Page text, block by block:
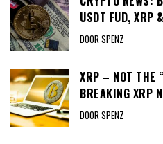
USDT FUD, XRP
DOOR SPENZ
XRP – NOT THE
BREAKING XRP
DOOR SPENZ